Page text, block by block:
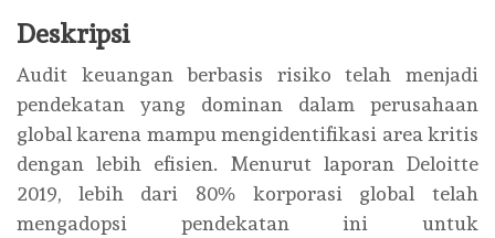
Deskripsi
Audit keuangan berbasis risiko telah menjadi
pendekatan yang dominan dalam perusahaan
global karena mampu mengidentifikasi area kritis
dengan lebih efisien. Menurut laporan Deloitte
2019, lebih dari 80% korporasi global telah
mengadopsi pendekatan ini untuk